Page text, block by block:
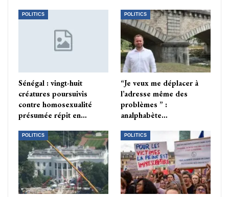
POLITICS
Sénégal : vingt-huit
créatures poursuivis
contre homosexualité
présumée répit en…
POLITICS
“Je veux me déplacer à
l’adresse même des
problèmes ” :
analphabète…
POLITICS POLITICS